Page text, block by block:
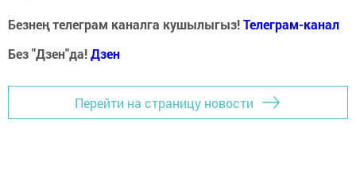
Безнең телеграм каналга кушылыгыз!Телеграм-канал
Без "Дзен"да!Дзен
Перейти на страницу новости